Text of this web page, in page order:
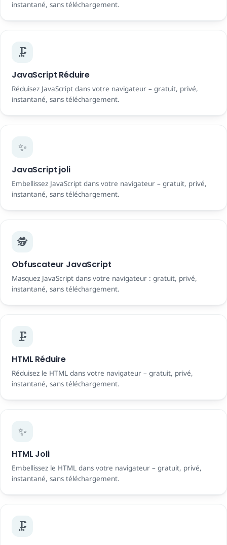
instantané, sans téléchargement.
🗜️
JavaScript Réduire
Réduisez JavaScript dans votre navigateur – gratuit, privé,
instantané, sans téléchargement.
✨
JavaScript joli
Embellissez JavaScript dans votre navigateur – gratuit, privé,
instantané, sans téléchargement.
🕵️
Obfuscateur JavaScript
Masquez JavaScript dans votre navigateur : gratuit, privé,
instantané, sans téléchargement.
🗜️
HTML Réduire
Réduisez le HTML dans votre navigateur – gratuit, privé,
instantané, sans téléchargement.
✨
HTML Joli
Embellissez le HTML dans votre navigateur – gratuit, privé,
instantané, sans téléchargement.
🗜️